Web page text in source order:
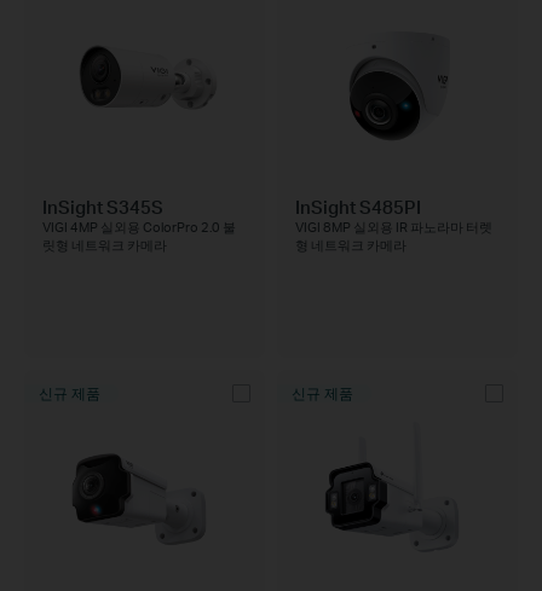
InSight S345S
VIGI 4MP 실외용 ColorPro 2.0 불
릿형 네트워크 카메라
InSight S485PI
VIGI 8MP 실외용 IR 파노라마 터렛
형 네트워크 카메라
신규 제품 신규 제품